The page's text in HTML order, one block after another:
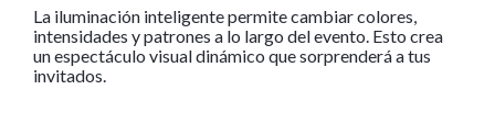
La iluminación inteligente permite cambiar colores,
intensidades y patrones a lo largo del evento. Esto crea
un espectáculo visual dinámico que sorprenderá a tus
invitados.